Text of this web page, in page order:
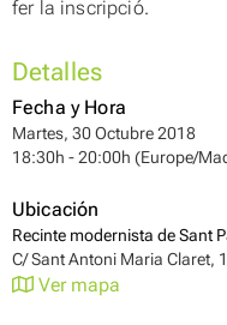
fer la inscripció.
Detalles
Fecha y Hora
Martes, 30 Octubre 2018
18:30h - 20:00h (Europe/
Ubicación
Recinte modernista de Sant
C/ Sant Antoni Maria Claret,
Ver mapa